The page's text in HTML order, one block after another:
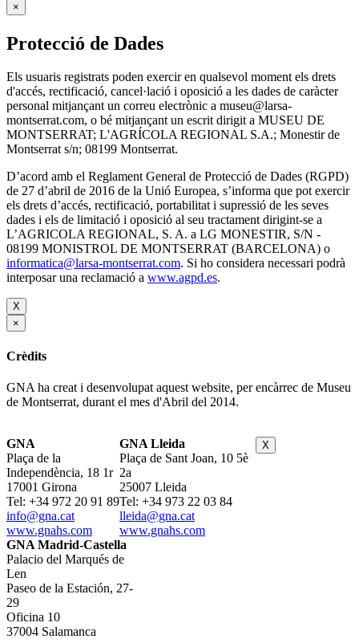
×
Protecció de Dades
Els usuaris registrats poden exercir en qualsevol moment els drets
d'accés, rectificació, cancel·lació i oposició a les dades de caràcter
personal mitjançant un correu electrònic a museu@larsa-
montserrat.com, o bé mitjançant un escrit dirigit a MUSEU DE
MONTSERRAT; L'AGRÍCOLA REGIONAL S.A.; Monestir de
Montserrat s/n; 08199 Montserrat.
D’acord amb el Reglament General de Protecció de Dades (RGPD)
de 27 d’abril de 2016 de la Unió Europea, s’informa que pot exercir
els drets d’accés, rectificació, portabilitat i supressió de les seves
dades i els de limitació i oposició al seu tractament dirigint-se a
L’AGRICOLA REGIONAL, S. A. a LG MONESTIR, S/N -
08199 MONISTROL DE MONTSERRAT (BARCELONA) o
informatica@larsa-montserrat.com. Si ho considera necessari podrà
interposar una reclamació a www.agpd.es.
X
×
Crèdits
GNA ha creat i desenvolupat aquest website, per encàrrec de Museu
de Montserrat, durant el mes d'Abril del 2014.
GNA
Plaça de la
Independència, 18 1r
17001 Girona
Tel: +34 972 20 91 89
info@gna.cat
www.gnahs.com
GNA Lleida
Plaça de Sant Joan, 10 5è
2a
25007 Lleida
Tel: +34 973 22 03 84
lleida@gna.cat
www.gnahs.com
GNA Madrid-Castella
Palacio del Marqués de
Len
Paseo de la Estación, 27-
29
Oficina 10
37004 Salamanca
X